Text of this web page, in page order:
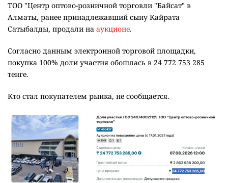
ТОО "Центр оптово-розничной торговли "Байсат" в
Алматы, ранее принадлежавший сыну Кайрата
Сатыбалды, продали на аукционе.
Согласно данным электронной торговой площадки,
покупка 100% доли участия обошлась в 24 772 753 285
тенге.
Кто стал покупателем рынка, не сообщается.